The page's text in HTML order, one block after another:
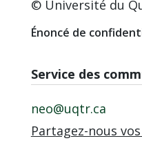
© Université du
Énoncé de
Service des
neo@uqtr.ca
Partagez-nous